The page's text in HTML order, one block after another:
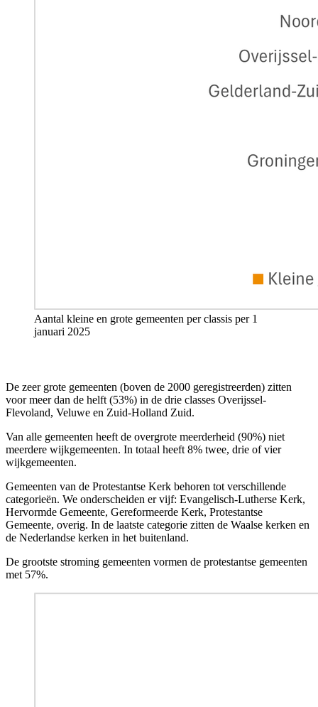
Aantal kleine en grote gemeenten per classis per 1
januari 2025
De zeer grote gemeenten (boven de 2000 geregistreerden) zitten
voor meer dan de helft (53%) in de drie classes Overijssel-
Flevoland, Veluwe en Zuid-Holland Zuid.
Van alle gemeenten heeft de overgrote meerderheid (90%) niet
meerdere wijkgemeenten. In totaal heeft 8% twee, drie of vier
wijkgemeenten.
Gemeenten van de Protestantse Kerk behoren tot verschillende
categorieën. We onderscheiden er vijf: Evangelisch-Lutherse Kerk,
Hervormde Gemeente, Gereformeerde Kerk, Protestantse
Gemeente, overig. In de laatste categorie zitten de Waalse kerken en
de Nederlandse kerken in het buitenland.
De grootste stroming gemeenten vormen de protestantse gemeenten
met 57%.